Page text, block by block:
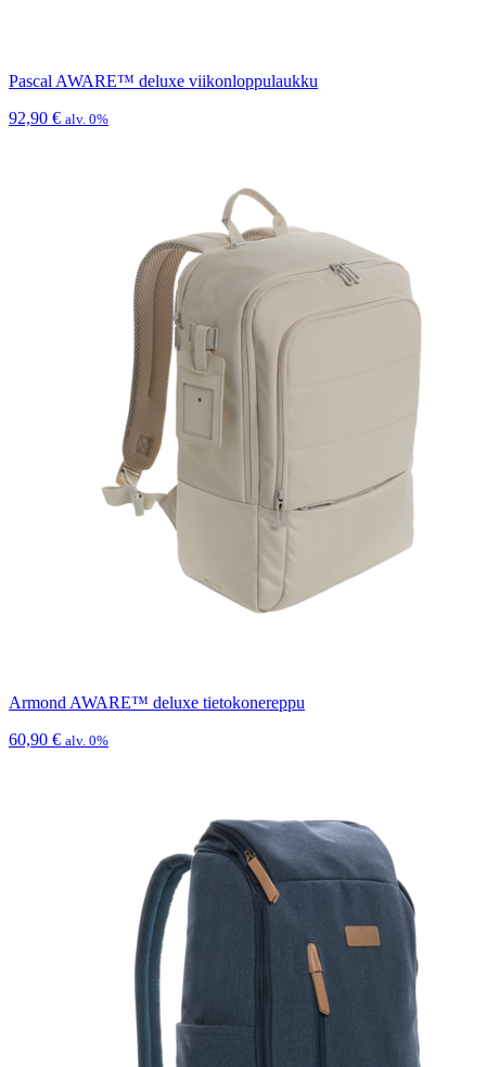
Pascal AWARE™ deluxe viikonloppulaukku
92,90 € alv. 0%
Armond AWARE™ deluxe tietokonereppu
60,90 € alv. 0%